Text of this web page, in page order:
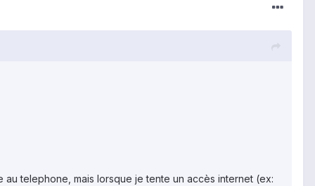
telephone, mais lorsque je tente un accès internet (ex: